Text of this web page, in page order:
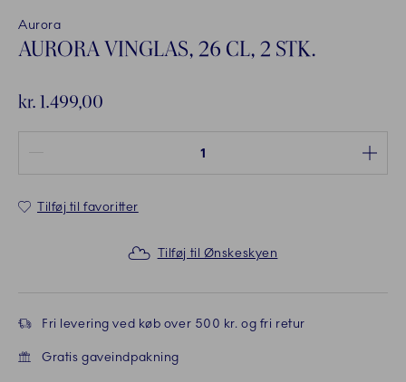
Aurora
AURORA VINGLAS, 26 CL, 2 STK.
kr. 1.499,00
Tilføj til favoritter
Tilføj til Ønskeskyen
Fri levering ved køb over 500 kr. og fri retur
Gratis gaveindpakning